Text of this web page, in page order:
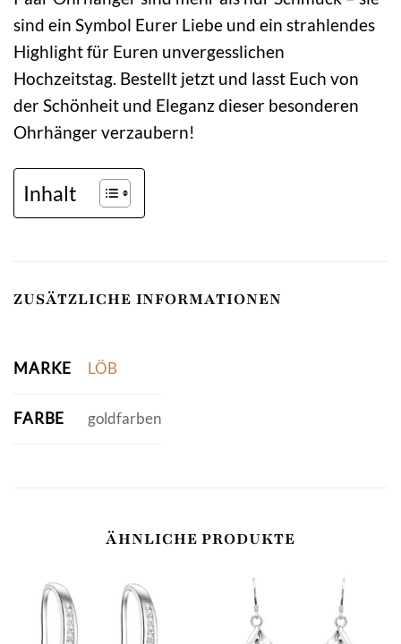
sind ein Symbol Eurer Liebe und ein strahlendes
Highlight für Euren unvergesslichen
Hochzeitstag. Bestellt jetzt und lasst Euch von
der Schönheit und Eleganz dieser besonderen
Ohrhänger verzaubern!
Inhalt
ZUSÄTZLICHE INFORMATIONEN
MARKE LÖB
FARBE goldfarben
ÄHNLICHE PRODUKTE